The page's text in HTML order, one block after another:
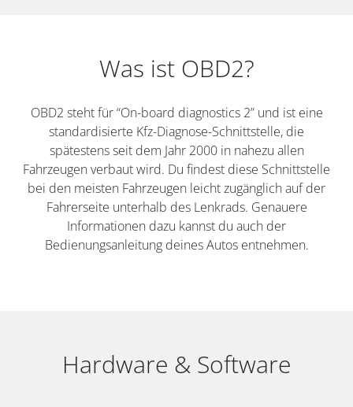
Was ist OBD2?
OBD2 steht für “On-board diagnostics 2” und ist eine
standardisierte Kfz-Diagnose-Schnittstelle, die
spätestens seit dem Jahr 2000 in nahezu allen
Fahrzeugen verbaut wird. Du findest diese Schnittstelle
bei den meisten Fahrzeugen leicht zugänglich auf der
Fahrerseite unterhalb des Lenkrads. Genauere
Informationen dazu kannst du auch der
Bedienungsanleitung deines Autos entnehmen.
Hardware & Software